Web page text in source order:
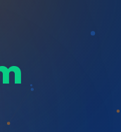
em ISO 27001,
9001, ISO
de